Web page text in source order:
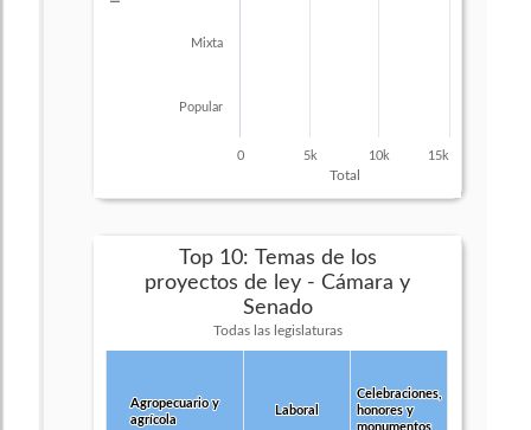
Total
Mixta
Popular
0 5k 10k 15k
Top 10: Temas de los
proyectos de ley - Cámara y
Senado
Todas las legislaturas
Agropecuario y
agrícola
Agropecuario y
agrícola
Laboral
Laboral
Celebraciones,
honores y
monumentos
Celebraciones,
honores y
monumentos